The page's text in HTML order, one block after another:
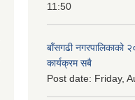
11:50
बाँसगढी
कार्यक्रम सबै
Post date: Friday,